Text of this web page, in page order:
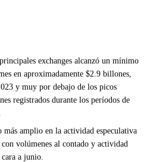
exchanges alcanzó un mínimo
en aproximadamente $2.9 billones,
y muy por debajo de los picos
registrados durante los períodos de
amplio en la actividad especulativa
volúmenes al contado y actividad
a junio.